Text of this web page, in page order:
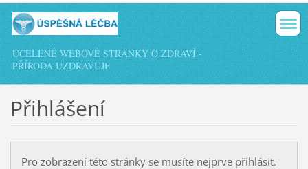
UCELENÉ WEBOVÉ STRÁNKY O ZDRAVÍ -
PŘÍRODA UZDRAVUJE
Přihlášení
Pro zobrazení této stránky se musíte nejprve přihlásit.